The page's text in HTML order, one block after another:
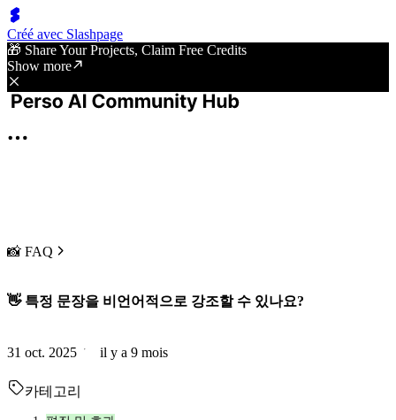
Créé avec Slashpage
🎁 Share Your Projects, Claim Free Credits
Show more
📸 FAQ
👋 특정 문장을 비언어적으로 강조할 수 있나요?
31 oct. 2025 il y a 9 mois
카테고리